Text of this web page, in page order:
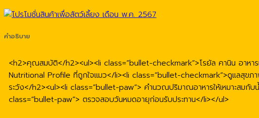
คำอธิบาย
<h2>คุณสมบัติ</h2><ul><li class=”bullet-checkmark”>โรยัล คานิน อาห
Nutritional Profile ที่ถูกใจแมว</li><li class=”bullet-checkmark”>ดูแลสุขภ
ระวัง</h2><ul><li class=”bullet-paw”> คำนวณปริมาณอาหารให้เหมาะสม
class=”bullet-paw”> ตรวจสอบวันหมดอายุก่อนรับประทาน</li></ul>